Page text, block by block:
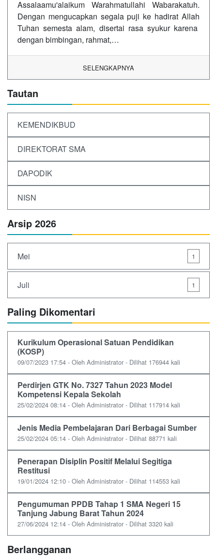
Assalaamu'alaikum Warahmatullahi Wabarakatuh.
Dengan mengucapkan segala puji ke hadirat Allah
Tuhan semesta alam, disertai rasa syukur karena
dengan bimbingan, rahmat,…
SELENGKAPNYA
Tautan
KEMENDIKBUD
DIREKTORAT SMA
DAPODIK
NISN
Arsip 2026
Mei 1
Juli 1
Paling Dikomentari
Kurikulum Operasional Satuan Pendidikan
(KOSP)
09/07/2023 17:54 - Oleh Administrator - Dilihat 176944 kali
Perdirjen GTK No. 7327 Tahun 2023 Model
Kompetensi Kepala Sekolah
25/02/2024 08:14 - Oleh Administrator - Dilihat 117914 kali
Jenis Media Pembelajaran Dari Berbagai Sumber
25/02/2024 05:14 - Oleh Administrator - Dilihat 88771 kali
Penerapan Disiplin Positif Melalui Segitiga
Restitusi
19/01/2024 12:10 - Oleh Administrator - Dilihat 114553 kali
Pengumuman PPDB Tahap 1 SMA Negeri 15
Tanjung Jabung Barat Tahun 2024
27/06/2024 12:14 - Oleh Administrator - Dilihat 3320 kali
Berlangganan